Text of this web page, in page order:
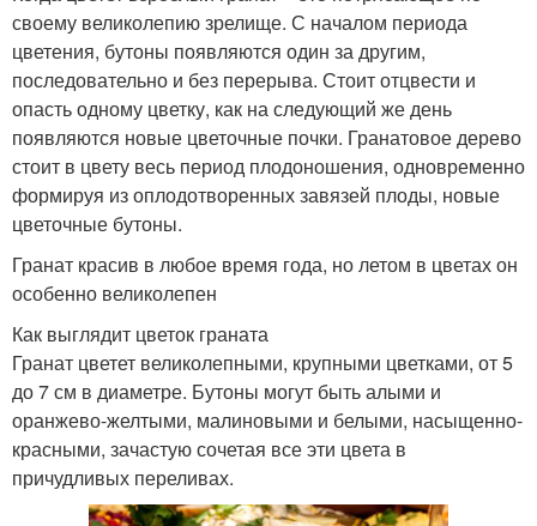
своему великолепию зрелище. С началом периода
цветения, бутоны появляются один за другим,
последовательно и без перерыва. Стоит отцвести и
опасть одному цветку, как на следующий же день
появляются новые цветочные почки. Гранатовое дерево
стоит в цвету весь период плодоношения, одновременно
формируя из оплодотворенных завязей плоды, новые
цветочные бутоны.
Гранат красив в любое время года, но летом в цветах он
особенно великолепен
Как выглядит цветок граната
Гранат цветет великолепными, крупными цветками, от 5
до 7 см в диаметре. Бутоны могут быть алыми и
оранжево-желтыми, малиновыми и белыми, насыщенно-
красными, зачастую сочетая все эти цвета в
причудливых переливах.